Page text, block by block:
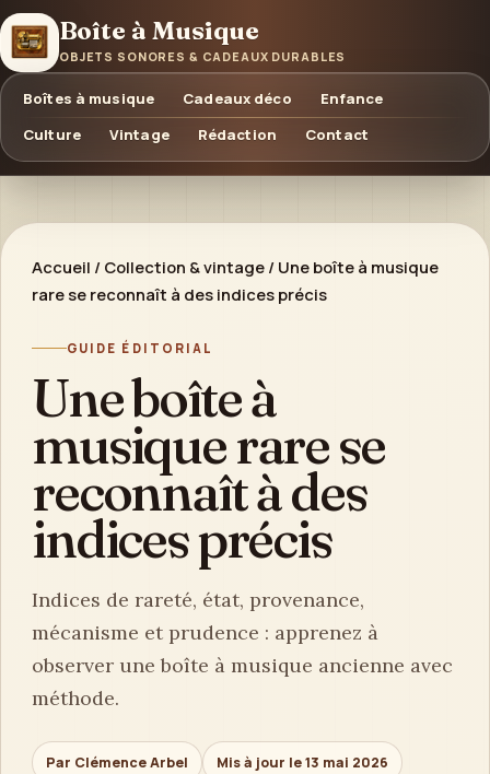
Boîte à Musique
OBJETS SONORES & CADEAUX DURABLES
Boîtes à musique Cadeaux déco
Enfance
Culture
Vintage Rédaction Contact
Accueil / Collection & vintage / Une boîte à musique
rare se reconnaît à des indices précis
GUIDE ÉDITORIAL
Une boîte à
musique rare se
reconnaît à des
indices précis
Indices de rareté, état, provenance,
mécanisme et prudence : apprenez à
observer une boîte à musique ancienne avec
méthode.
Par Clémence Arbel Mis à jour le 13 mai 2026